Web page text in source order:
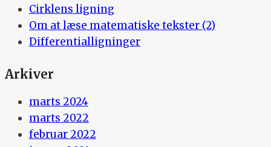
Cirklens ligning
Om at læse matematiske tekster (2)
Differentialligninger
Arkiver
marts 2024
marts 2022
februar 2022